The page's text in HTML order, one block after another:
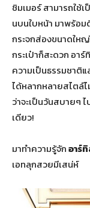
ชิมเมอร์ สามารถใช้
นบนใบหน้า มาพร้อ
กระจกส่องขนาดให
กระเป๋าก็สะดวก อา
ความเป็นธรรมชาติ
ได้หลากหลายสไตล์
ว่าจะเป็นวันสบายๆ
เดียว!
มาทำความรู้จักอาร์
เอทลุกสวยมีเสน่ห์